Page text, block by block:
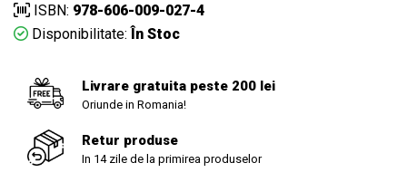
ISBN: 978-606-009-027-4
Disponibilitate: În Stoc
Livrare gratuita peste 200 lei
Oriunde in Romania!
Retur produse
In 14 zile de la primirea produselor